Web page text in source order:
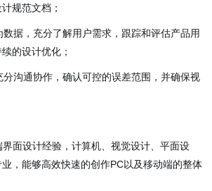
规范文档；
据，充分了解用户需求，跟踪和评估产品用
的设计优化；
沟通协作，确认可控的误差范围，并确保视
面设计经验，计算机、视觉设计、平面设
，能够高效快速的创作PC以及移动端的整体